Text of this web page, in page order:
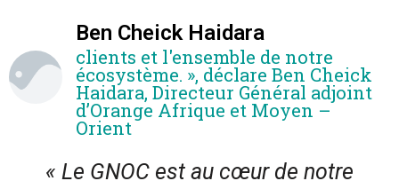
Ben Cheick Haidara
clients et l'ensemble de notre
écosystème. », déclare Ben Cheick
Haidara, Directeur Général adjoint
d’Orange Afrique et Moyen –
Orient
« Le GNOC est au cœur de notre